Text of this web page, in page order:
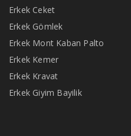
Erkek Ceket
Erkek Gömlek
Erkek Mont Kaban Palto
Erkek Kemer
Erkek Kravat
Erkek Giyim Bayilik